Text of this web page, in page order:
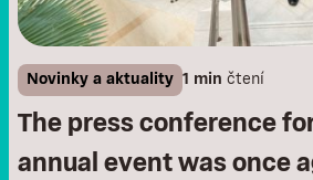
Novinky a aktuality 1 min čtení
The press conference
annual event was once